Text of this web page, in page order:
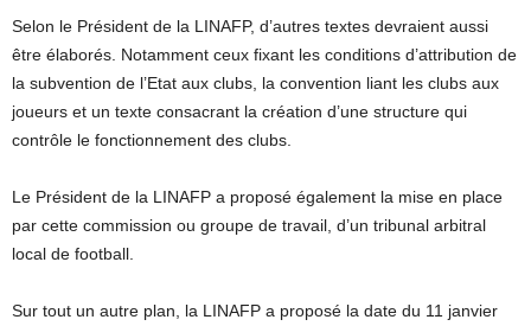
Selon le Président de la LINAFP, d’autres textes devraient aussi
être élaborés. Notamment ceux fixant les conditions d’attribution de
la subvention de l’Etat aux clubs, la convention liant les clubs aux
joueurs et un texte consacrant la création d’une structure qui
contrôle le fonctionnement des clubs.
Le Président de la LINAFP a proposé également la mise en place
par cette commission ou groupe de travail, d’un tribunal arbitral
local de football.
Sur tout un autre plan, la LINAFP a proposé la date du 11 janvier